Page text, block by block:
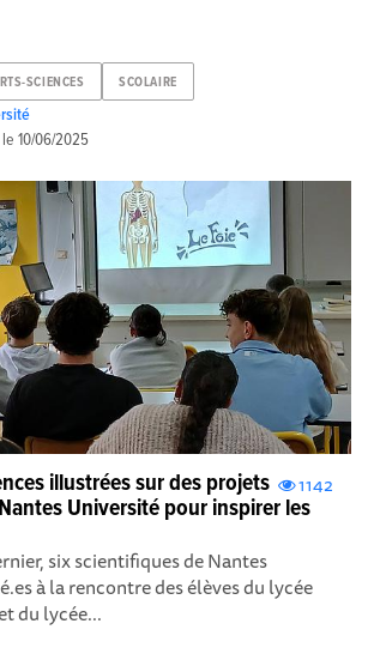
SCIENCES SCOLAIRE
le10/06/2025
1142
illustrées sur des projets
Université pour inspirer les
six scientifiques de Nantes
à la rencontre des élèves du lycée
du lycée...